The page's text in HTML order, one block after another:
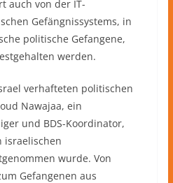
auch von der IT-
Gefängnissystems, in
politische Gefangene,
werden.
verhafteten politischen
Nawajaa, ein
und BDS-Koordinator,
israelischen
wurde. Von
Gefangenen aus